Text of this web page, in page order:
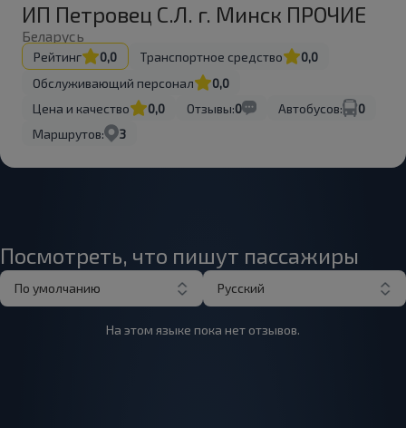
ИП Петровец С.Л. г. Минск ПРОЧИЕ
Беларусь
Рейтинг 0,0 Транспортное средство
0,0
Обслуживающий персонал
0,0
Цена и качество
0,0 Отзывы:0 Автобусов:
0
Маршрутов:
3
Посмотреть, что пишут пассажиры
По умолчанию Русский
На этом языке пока нет отзывов.